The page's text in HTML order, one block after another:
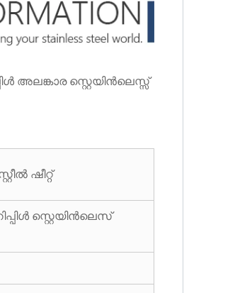
അലങ്കാര സ്റ്റെയിൻലെസ്സ്
ഷീറ്റ്
സ്റ്റെയിൻലെസ്